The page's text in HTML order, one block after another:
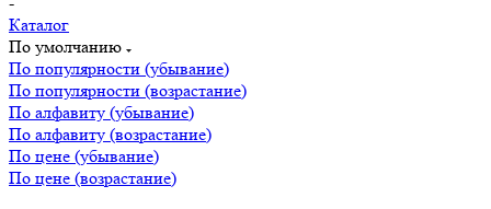
Каталог
По умолчанию
По популярности (убывание)
По популярности (возрастание)
По алфавиту (убывание)
По алфавиту (возрастание)
По цене (убывание)
По цене (возрастание)